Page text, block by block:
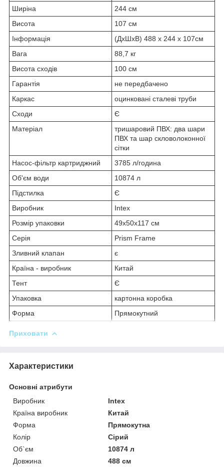
Ширіна
244 см
Висота
107 см
Інформація
(ДxШxВ) 488 x 244 x 107см
Вага
88,7 кг
Висота сходів
100 см
Гарантія
не передбачено
Каркас
оцинковані сталеві труби
Сходи
Є
Матеріал
тришаровий ПВХ: два шари
ПВХ та шар скловолоконної
сітки
Насос-фільтр картриджний
3785 л/година
Об'єм води
10874 л
Підстилка
Є
Виробник
Intex
Розмір упаковки
49x50x117 см
Серія
Prism Frame
Зливний клапан
є
Країна - виробник
Китай
Тент
Є
Упаковка
картонна коробка
Форма
Прямокутний
Приховати
Характеристики
Основні атрибути
Виробник
Intex
Країна виробник
Китай
Форма
Прямокутна
Колір
Сірий
Об`єм
10874 л
Довжина
488 см